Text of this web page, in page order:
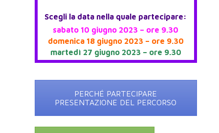
Scegli la data nella quale partecipare:
sabato 10 giugno 2023 – ore 9.30
domenica 18 giugno 2023 – ore 9.30
martedì 27 giugno 2023 – ore 9.30
PERCHÉ PARTECIPARE
PRESENTAZIONE DEL PERCORSO